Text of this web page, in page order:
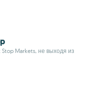
Markets, не выходя из